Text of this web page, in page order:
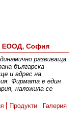
ЕООД, София
развиваща
българска
и адрес на
Фирмата е един
наложила се
Продукти Галерия